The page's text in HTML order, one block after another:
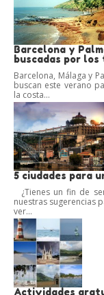
Barcelona y
buscadas por
Barcelona, Málaga y
buscan este verano
la costa...
5 ciudades para
¿Tienes un fin de
nuestras sugerencias
ver...
Actividades